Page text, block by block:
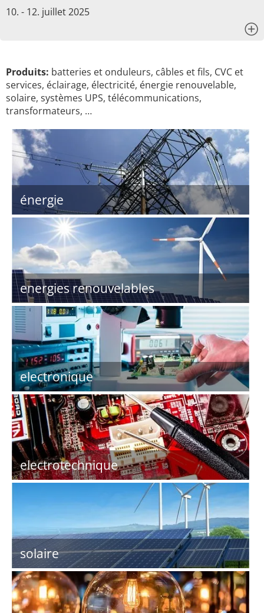
10. - 12. juillet 2025
Produits: batteries et onduleurs, câbles et fils, CVC et
services, éclairage, électricité, énergie renouvelable,
solaire, systèmes UPS, télécommunications,
transformateurs, …
énergie
energies renouvelables
electronique
electrotechnique
solaire